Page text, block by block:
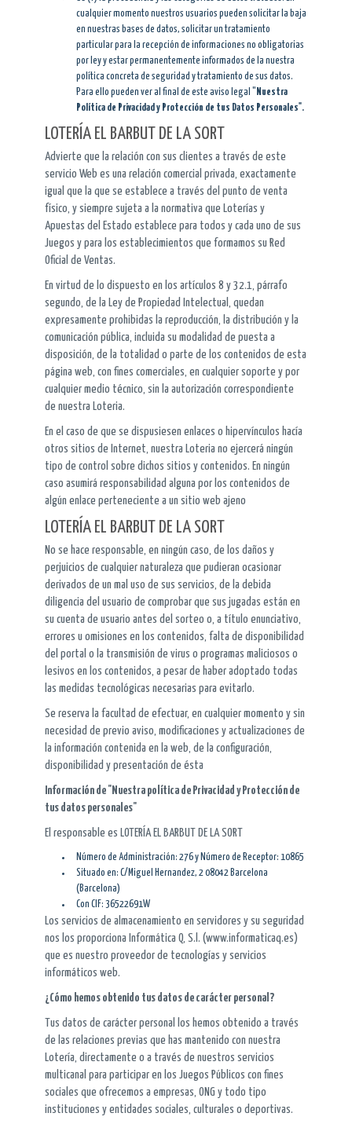
cualquier momento nuestros usuarios pueden solicitar la baja
en nuestras bases de datos, solicitar un tratamiento
particular para la recepción de informaciones no obligatorias
por ley y estar permanentemente informados de la nuestra
política concreta de seguridad y tratamiento de sus datos.
Para ello pueden ver al final de este aviso legal " Nuestra
Política de Privacidad y Protección de tus Datos Personales".
LOTERÍA EL BARBUT DE LA SORT
Advierte que la relación con sus clientes a través de este
servicio Web es una relación comercial privada, exactamente
igual que la que se establece a través del punto de venta
físico, y siempre sujeta a la normativa que Loterías y
Apuestas del Estado establece para todos y cada uno de sus
Juegos y para los establecimientos que formamos su Red
Oficial de Ventas.
En virtud de lo dispuesto en los artículos 8 y 32.1, párrafo
segundo, de la Ley de Propiedad Intelectual, quedan
expresamente prohibidas la reproducción, la distribución y la
comunicación pública, incluida su modalidad de puesta a
disposición, de la totalidad o parte de los contenidos de esta
página web, con fines comerciales, en cualquier soporte y por
cualquier medio técnico, sin la autorización correspondiente
de nuestra Loteria.
En el caso de que se dispusiesen enlaces o hipervínculos hacía
otros sitios de Internet, nuestra Loteria no ejercerá ningún
tipo de control sobre dichos sitios y contenidos. En ningún
caso asumirá responsabilidad alguna por los contenidos de
algún enlace perteneciente a un sitio web ajeno
LOTERÍA EL BARBUT DE LA SORT
No se hace responsable, en ningún caso, de los daños y
perjuicios de cualquier naturaleza que pudieran ocasionar
derivados de un mal uso de sus servicios, de la debida
diligencia del usuario de comprobar que sus jugadas están en
su cuenta de usuario antes del sorteo o, a título enunciativo,
errores u omisiones en los contenidos, falta de disponibilidad
del portal o la transmisión de virus o programas maliciosos o
lesivos en los contenidos, a pesar de haber adoptado todas
las medidas tecnológicas necesarias para evitarlo.
Se reserva la facultad de efectuar, en cualquier momento y sin
necesidad de previo aviso, modificaciones y actualizaciones de
la información contenida en la web, de la configuración,
disponibilidad y presentación de ésta
Información de "Nuestra política de Privacidad y Protección de
tus datos personales"
El responsable es LOTERÍA EL BARBUT DE LA SORT
Número de Administración: 276 y Número de Receptor: 10865
Situado en: C/Miguel Hernandez, 2 08042 Barcelona
(Barcelona)
Con CIF: 36522691W
Los servicios de almacenamiento en servidores y su seguridad
nos los proporciona Informática Q, S.l. (www.informaticaq.es)
que es nuestro proveedor de tecnologías y servicios
informáticos web.
¿Cómo hemos obtenido tus datos de carácter personal?
Tus datos de carácter personal los hemos obtenido a través
de las relaciones previas que has mantenido con nuestra
Lotería, directamente o a través de nuestros servicios
multicanal para participar en los Juegos Públicos con fines
sociales que ofrecemos a empresas, ONG y todo tipo
instituciones y entidades sociales, culturales o deportivas.